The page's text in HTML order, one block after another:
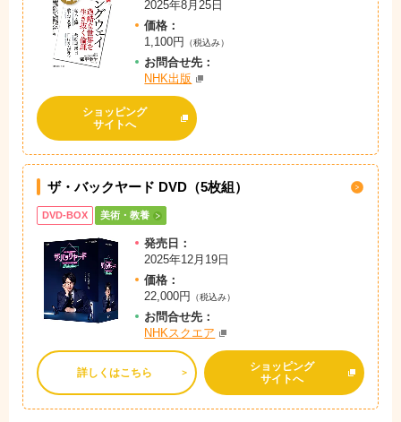
2025年8月25日
価格：
1,100円
（税込み）
お問合せ先：
NHK出版
ショッピング
サイトへ
ザ・バックヤード DVD（5枚組）
DVD-BOX 美術・教養
発売日：
2025年12月19日
価格：
22,000円
（税込み）
お問合せ先：
NHKスクエア
詳しくはこちら
ショッピング
サイトへ